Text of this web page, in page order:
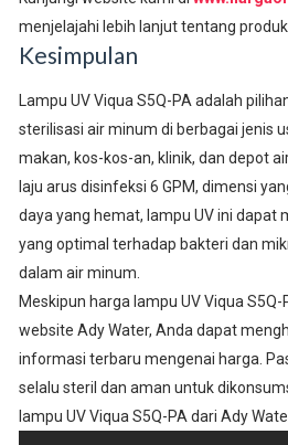
menjelajahi lebih lanjut tentang
Kesimpulan
Lampu UV Viqua S5Q-PA adalah
sterilisasi air minum di berbagai jenis
makan, kos-kos-an, klinik, dan depot
laju arus disinfeksi 6 GPM, dimensi
daya yang hemat, lampu UV ini dapat
yang optimal terhadap bakteri dan
dalam air minum.
Meskipun harga lampu UV Viqua
website Ady Water, Anda dapat
informasi terbaru mengenai harga.
selalu steril dan aman untuk
lampu UV Viqua S5Q-PA dari Ady